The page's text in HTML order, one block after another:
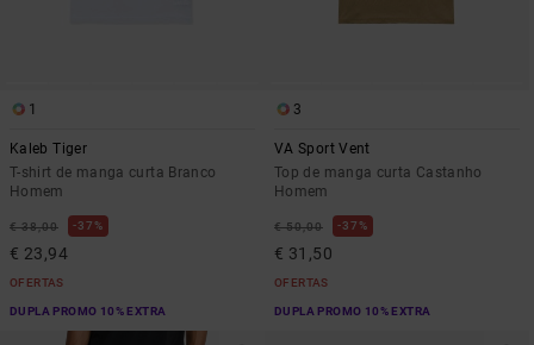
1
Kaleb Tiger
T-shirt de manga curta Branco
Homem
€ 38,00 37%
€ 23,94
OFERTAS
DUPLA PROMO 10% EXTRA
3
VA Sport Vent
Top de manga curta Castanho
Homem
€ 50,00 37%
€ 31,50
OFERTAS
DUPLA PROMO 10% EXTRA